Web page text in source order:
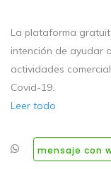
La plataforma
intención de ayudar
actividades
Covid-19.
Leer todo
mensaje con